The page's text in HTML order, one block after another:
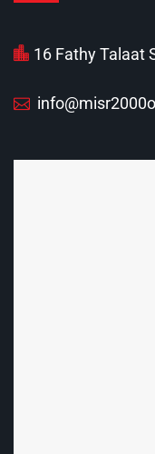
16 Fathy Talaat